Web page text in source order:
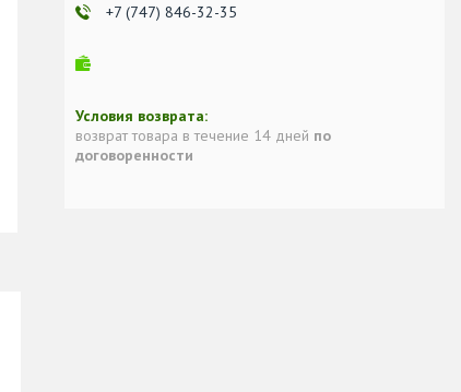
+7 (747) 846-32-35
возврат товара в течение 14 дней по
договоренности